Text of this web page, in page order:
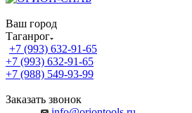
Ваш город
Таганрог
+7 (993) 632-91-65
+7 (993) 632-91-65
+7 (988) 549-93-99
Заказать звонок